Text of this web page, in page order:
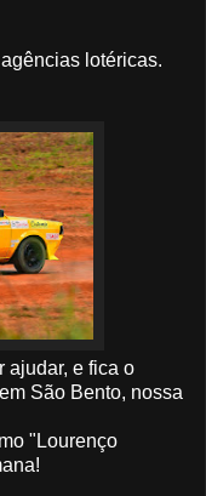
lotéricas.
ajudar, e fica o
São Bento, nossa
"Lourenço